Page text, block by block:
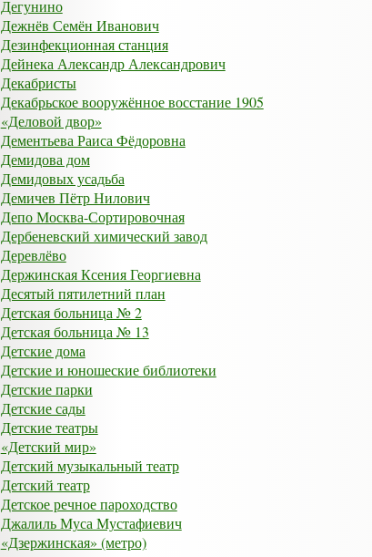
Дегунино
Дежнёв Семён Иванович
Дезинфекционная станция
Дейнека Александр Александрович
Декабристы
Декабрьское вооружённое восстание 1905
«Деловой двор»
Дементьева Раиса Фёдоровна
Демидова дом
Демидовых усадьба
Демичев Пётр Нилович
Депо Москва-Сортировочная
Дербеневский химический завод
Деревлёво
Держинская Ксения Георгиевна
Десятый пятилетний план
Детская больница № 2
Детская больница № 13
Детские дома
Детские и юношеские библиотеки
Детские парки
Детские сады
Детские театры
«Детский мир»
Детский музыкальный театр
Детский театр
Детское речное пароходство
Джалиль Муса Мустафиевич
«Дзержинская» (метро)